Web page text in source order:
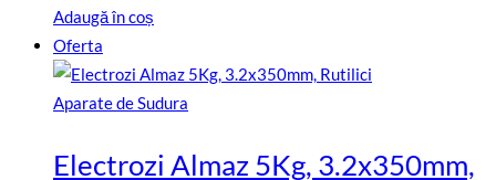
inițial
fost:
9999
7999
lei.
Adaugă în coș
Oferta
Aparate de Sudura
Electrozi Almaz 5Kg, 3.2x350mm,